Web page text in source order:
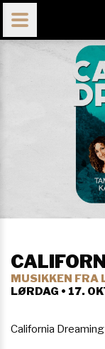
MUSIKKEN FRA
LØRDAG • 17.
California